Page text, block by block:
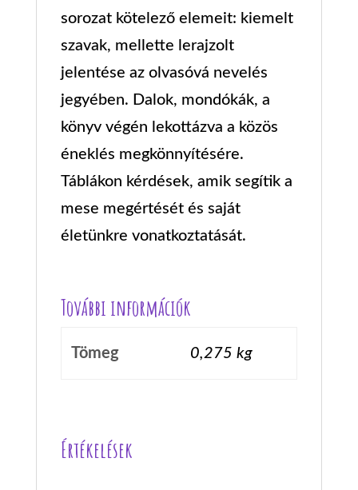
sorozat kötelező elemeit: kiemelt
szavak, mellette lerajzolt
jelentése az olvasóvá nevelés
jegyében. Dalok, mondókák, a
könyv végén lekottázva a közös
éneklés megkönnyítésére.
Táblákon kérdések, amik segítik a
mese megértését és saját
életünkre vonatkoztatását.
További információk
Tömeg 0,275 kg
Értékelések